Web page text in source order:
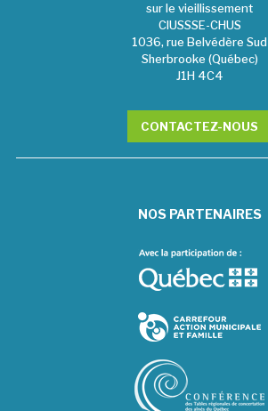
sur le vieillissement
CIUSSSE-CHUS
1036, rue Belvédère Sud
Sherbrooke (Québec)
J1H 4C4
CONTACTEZ-NOUS
NOS PARTENAIRES